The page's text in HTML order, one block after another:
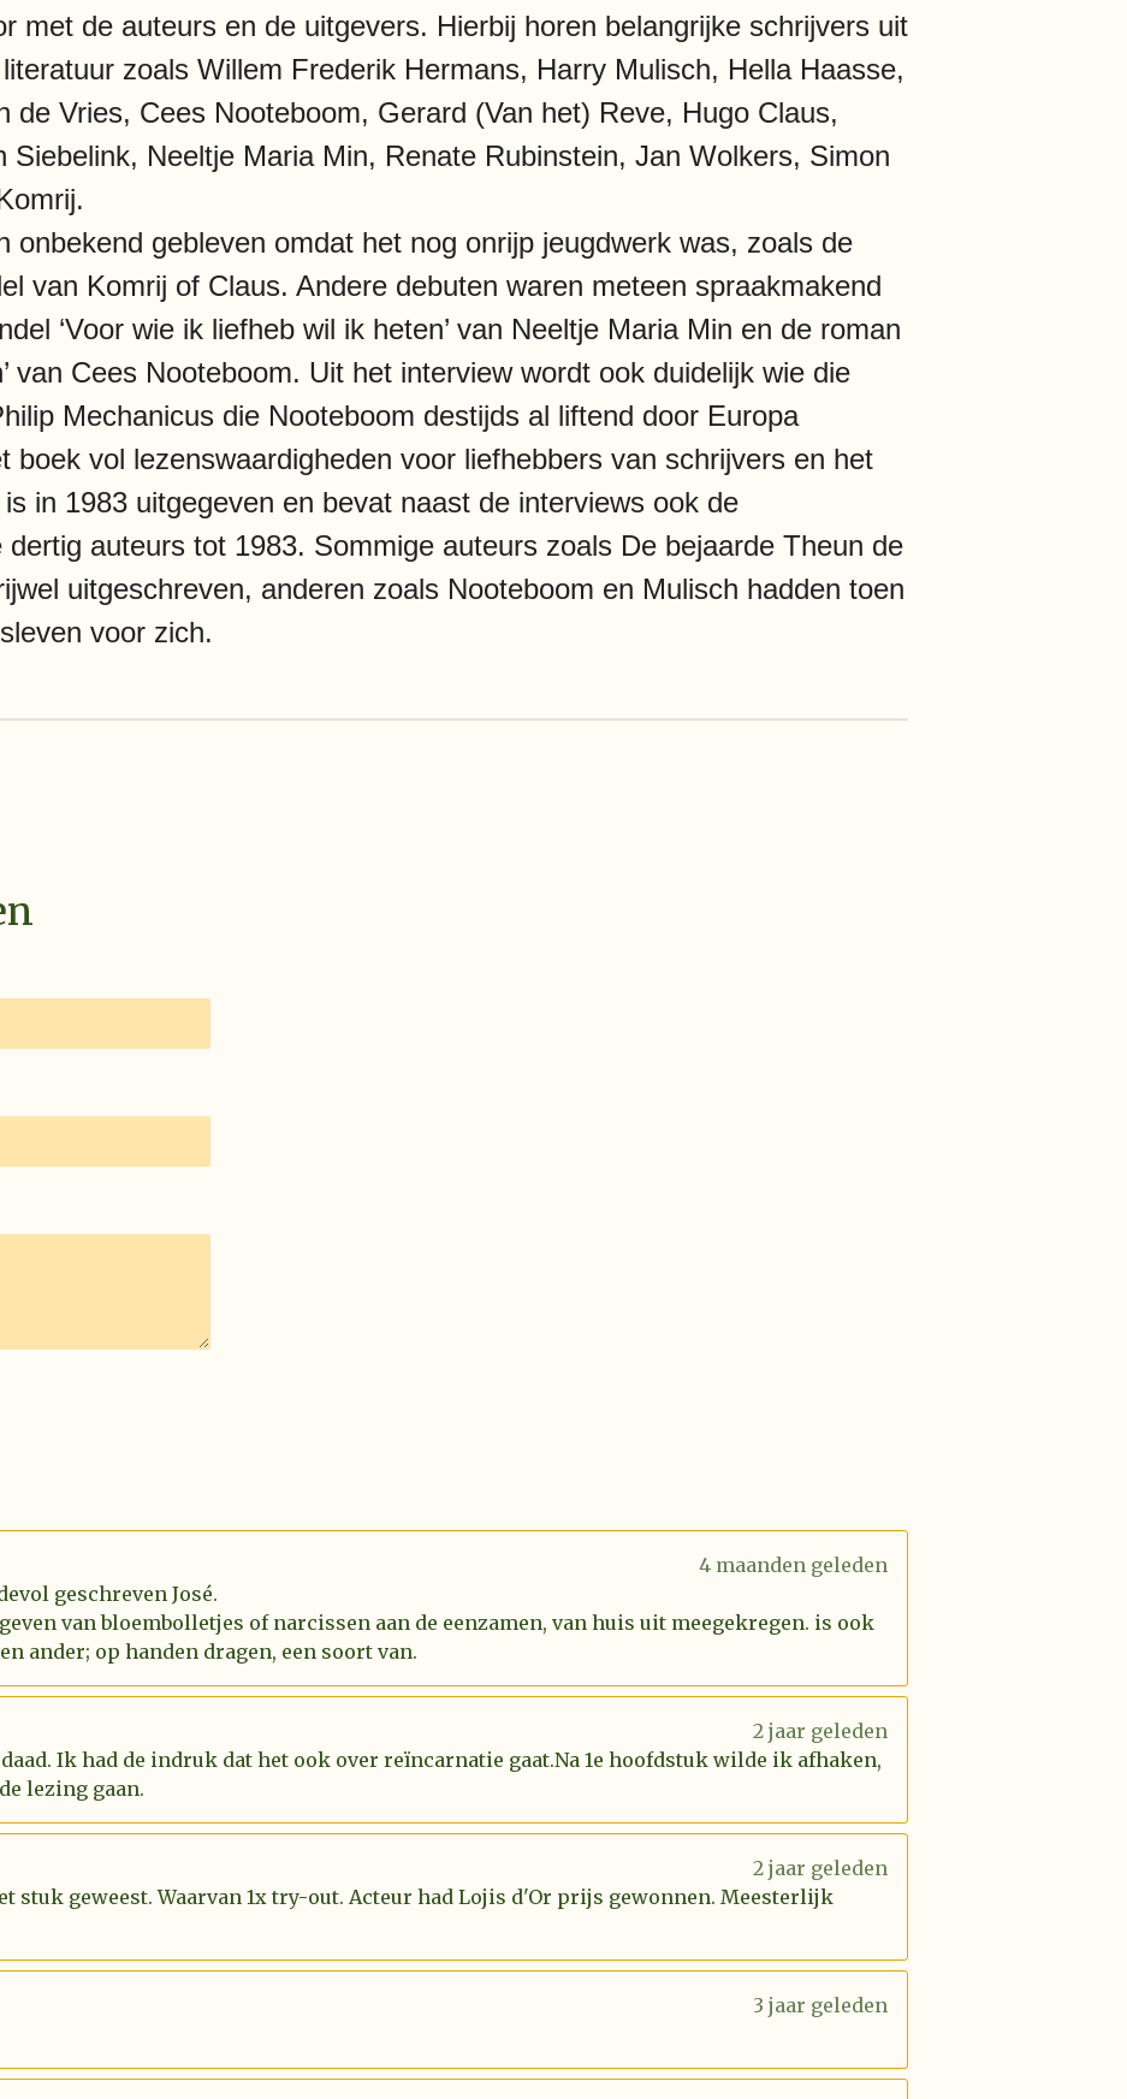
met de auteurs en de uitgevers. Hierbij horen belangrijke schrijvers uit
zoals Willem Frederik Hermans, Harry Mulisch, Hella Haasse,
de Vries, Cees Nooteboom, Gerard (Van het) Reve, Hugo Claus,
Siebelink, Neeltje Maria Min, Renate Rubinstein, Jan Wolkers, Simon
onbekend gebleven omdat het nog onrijp jeugdwerk was, zoals de
van Komrij of Claus. Andere debuten waren meteen spraakmakend
‘Voor wie ik liefheb wil ik heten’ van Neeltje Maria Min en de roman
van Cees Nooteboom. Uit het interview wordt ook duidelijk wie die
Mechanicus die Nooteboom destijds al liftend door Europa
boek vol lezenswaardigheden voor liefhebbers van schrijvers en het
in 1983 uitgegeven en bevat naast de interviews ook de
dertig auteurs tot 1983. Sommige auteurs zoals De bejaarde Theun de
uitgeschreven, anderen zoals Nooteboom en Mulisch hadden toen
voor zich.
4 maanden geleden
geschreven José.
van bloembolletjes of narcissen aan de eenzamen, van huis uit meegekregen. is ook
ander; op handen dragen, een soort van.
2 jaar geleden
Ik had de indruk dat het ook over reïncarnatie gaat.Na 1e hoofdstuk wilde ik afhaken,
lezing gaan.
2 jaar geleden
stuk geweest. Waarvan 1x try-out. Acteur had Lojis d'Or prijs gewonnen. Meesterlijk
3 jaar geleden